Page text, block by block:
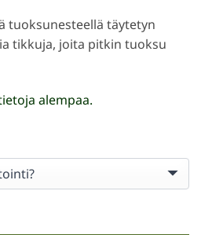
tuoksunesteellä täytetyn
tikkuja, joita pitkin tuoksu
alempaa.